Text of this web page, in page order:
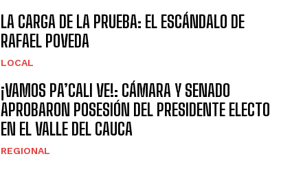
LA CARGA DE LA PRUEBA: EL ESCÁNDALO DE
RAFAEL POVEDA
LOCAL
¡VAMOS PA’CALI VE!: CÁMARA Y SENADO
APROBARON POSESIÓN DEL PRESIDENTE ELECTO
EN EL VALLE DEL CAUCA
REGIONAL